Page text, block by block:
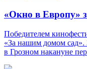
«Окно в Европу»
Победителем
«За нашим домом сад».
в Грозном накануне